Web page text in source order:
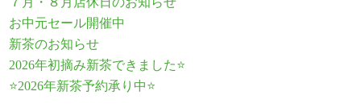
お中元セール開催中
新茶のお知らせ
2026年初摘み新茶できました⭐
⭐2026年新茶予約承り中⭐